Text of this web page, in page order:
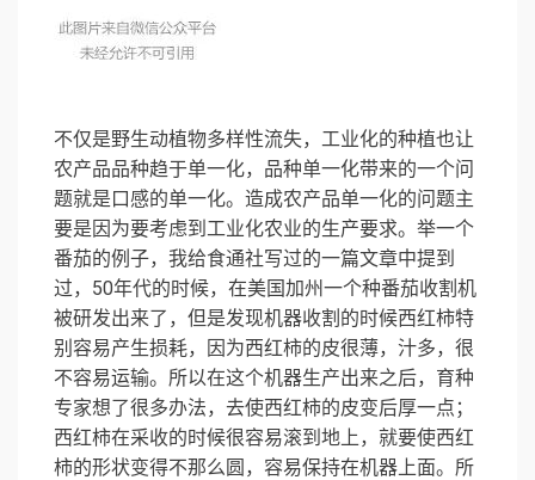
不仅是野生动植物多样性流失，工业化的种植也让
农产品品种趋于单一化，品种单一化带来的一个问
题就是口感的单一化。造成农产品单一化的问题主
要是因为要考虑到工业化农业的生产要求。举一个
番茄的例子，我给食通社写过的一篇文章中提到
过，50年代的时候，在美国加州一个种番茄收割机
被研发出来了，但是发现机器收割的时候西红柿特
别容易产生损耗，因为西红柿的皮很薄，汁多，很
不容易运输。所以在这个机器生产出来之后，育种
专家想了很多办法，去使西红柿的皮变后厚一点；
西红柿在采收的时候很容易滚到地上，就要使西红
柿的形状变得不那么圆，容易保持在机器上面。所